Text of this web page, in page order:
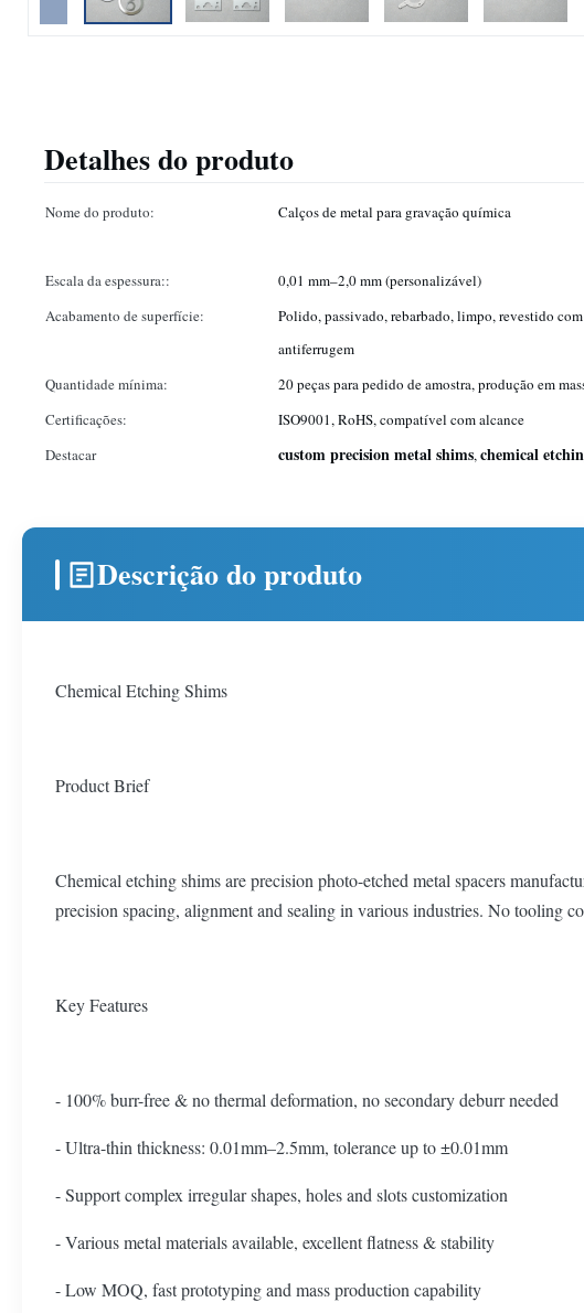
Detalhes do produto
Nome do produto: Calços de metal para gravação química
Escala da espessura::
0,01 mm–2,0 mm (personalizável)
Acabamento de superfície:
Polido, passivado, rebarbado, limpo, revestido
antiferrugem
Quantidade mínima:
20 peças para pedido de amostra, produção em
Certificações:
ISO9001, RoHS, compatível com alcance
Destacar
custom precision metal shims,chemical
Descrição do produto
Chemical Etching Shims
Product Brief
Chemical etching shims are precision photo-etched metal spacers
precision spacing, alignment and sealing in various industries. No tooling
Key Features
- 100% burr-free & no thermal deformation, no secondary deburr needed
- Ultra-thin thickness: 0.01mm–2.5mm, tolerance up to ±0.01mm
- Support complex irregular shapes, holes and slots customization
- Various metal materials available, excellent flatness & stability
- Low MOQ, fast prototyping and mass production capability